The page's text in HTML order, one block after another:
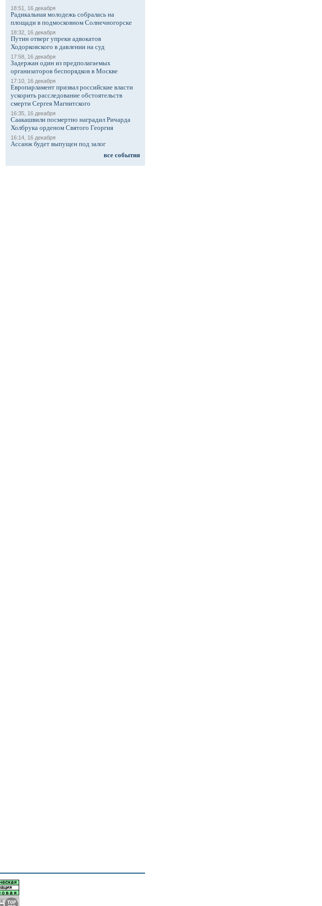
18:51, 16 декабря
Радикальная молодежь собралась на
площади в подмосковном Солнечногорске
18:32, 16 декабря
Путин отверг упреки адвокатов
Ходорковского в давлении на суд
17:58, 16 декабря
Задержан один из предполагаемых
организаторов беспорядков в Москве
17:10, 16 декабря
Европарламент призвал российские власти
ускорить расследование обстоятельств
смерти Сергея Магнитского
16:35, 16 декабря
Саакашвили посмертно наградил Ричарда
Холбрука орденом Святого Георгия
16:14, 16 декабря
Ассанж будет выпущен под залог
все события